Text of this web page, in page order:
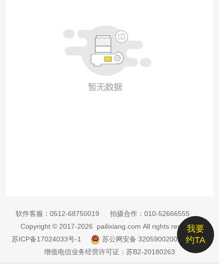
我要
约TA
软件客服： 0512-68750019 拍摄合作： 010-52666555
Copyright © 2017-2026 pailixiang.com All rights reserved
苏ICP备17024033号-1
苏公网安备 32059002002885号
增值电信业务经营许可证：苏B2-20180263